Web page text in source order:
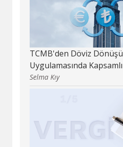
TCMB'den Döviz
Uygulamasında
Selma Kıy